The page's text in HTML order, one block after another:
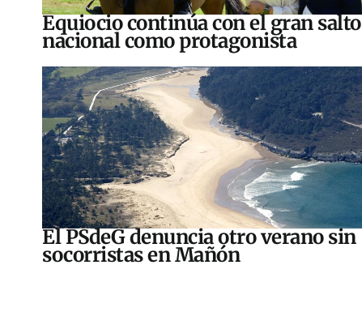
Equiocio continúa con el gran salto
nacional como protagonista
El PSdeG denuncia otro verano sin
socorristas en Mañón